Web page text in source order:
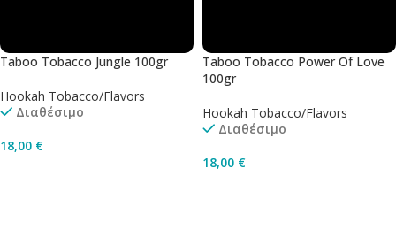
Taboo Tobacco Jungle 100gr
Hookah Tobacco/Flavors
Διαθέσιμο
18,00 €
Taboo Tobacco Power Of Love
100gr
Hookah Tobacco/Flavors
Διαθέσιμο
18,00 €